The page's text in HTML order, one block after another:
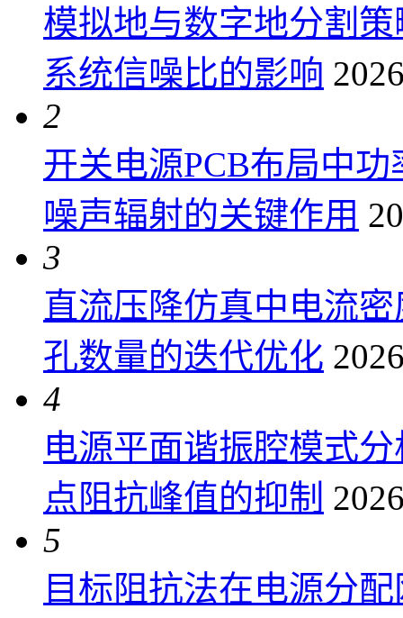
模拟地与数字地分割
系统信噪比的影响
2
开关电源PCB布局中
噪声辐射的关键作用
3
直流压降仿真中电流
孔数量的迭代优化
4
电源平面谐振腔模式
点阻抗峰值的抑制
5
目标阻抗法在电源分